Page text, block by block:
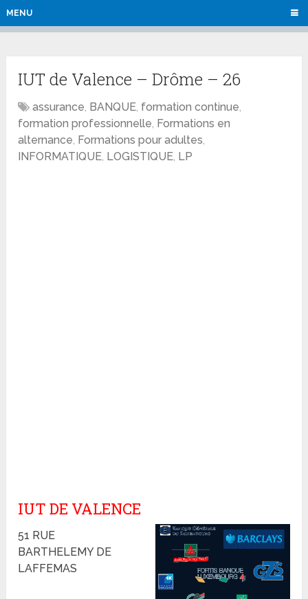
MENU
IUT de Valence – Drôme – 26
assurance, BANQUE, formation continue,
formation professionnelle, Formations en
alternance, Formations pour adultes,
INFORMATIQUE, LOGISTIQUE, LP
IUT DE VALENCE
51 RUE
BARTHELEMY DE
LAFFEMAS